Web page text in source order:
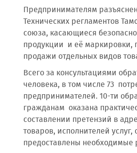
Предпринимателям
Технических регламентов
союза, касающиеся
продукции и её маркировки,
продажи отдельных видов
Всего за консультациями
человека, в том числе 73
предпринимателей. 10-ти
гражданам оказана
составлении претензий в
товаров, исполнителей услуг,
предоставлены необходимые